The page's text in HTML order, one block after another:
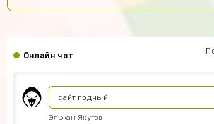
Онлайн чат
имба
сайт годный
Эльжан Якутов